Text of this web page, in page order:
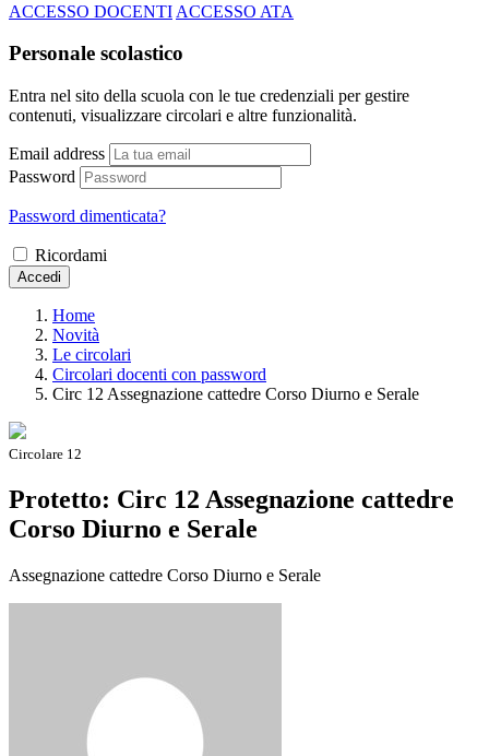
ACCESSO DOCENTI ACCESSO ATA
Personale scolastico
Entra nel sito della scuola con le tue credenziali per gestire
contenuti, visualizzare circolari e altre funzionalità.
Email address
Password
Password dimenticata?
Ricordami
Accedi
Home
Novità
Le circolari
Circolari docenti con password
Circ 12 Assegnazione cattedre Corso Diurno e Serale
Circolare 12
Protetto: Circ 12 Assegnazione cattedre
Corso Diurno e Serale
Assegnazione cattedre Corso Diurno e Serale